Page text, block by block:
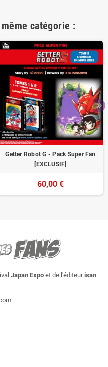
catégorie :
Getter Robot G - Pack Super Fan
[EXCLUSIF]
60,00 €
Japan Expo et de l'éditeurisan